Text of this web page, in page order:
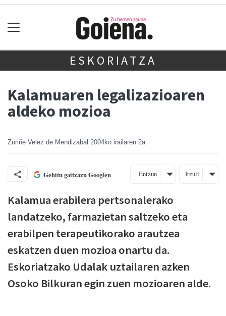
ESKORIATZA
Kalamuaren legalizazioaren
aldeko mozioa
Zuriñe Velez de Mendizabal 2004ko irailaren 2a
Gehitu gaitzazu Googlen Entzun Itzuli
Kalamua erabilera pertsonalerako
landatzeko, farmazietan saltzeko eta
erabilpen terapeutikorako arautzea
eskatzen duen mozioa onartu da.
Eskoriatzako Udalak uztailaren azken
Osoko Bilkuran egin zuen mozioaren alde.